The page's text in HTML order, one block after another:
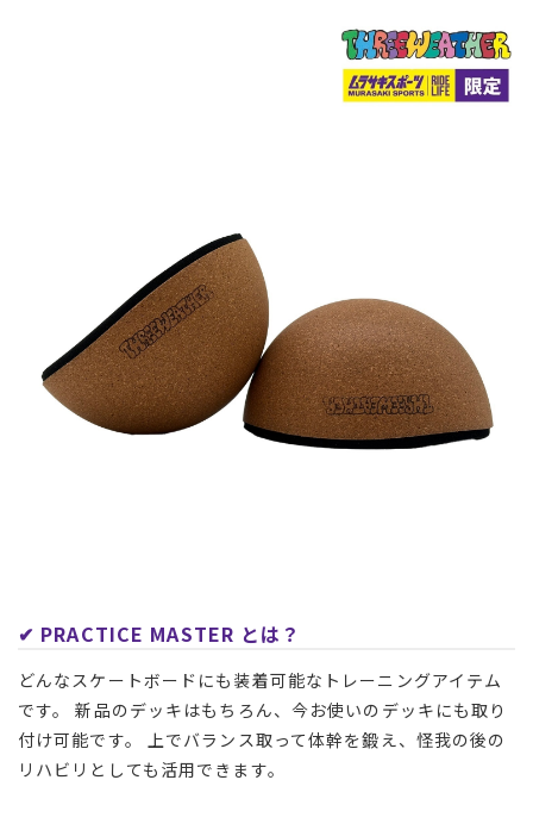
✔︎ PRACTICE MASTER とは？
どんなスケートボードにも装着可能なトレーニングアイテム
です。 新品のデッキはもちろん、今お使いのデッキにも取り
付け可能です。 上でバランス取って体幹を鍛え、怪我の後の
リハビリとしても活用できます。